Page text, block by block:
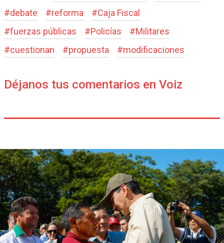
#debate #reforma #Caja Fiscal
#fuerzas públicas #Policías #Militares
#cuestionan #propuesta #modificaciones
Déjanos tus comentarios en Voiz